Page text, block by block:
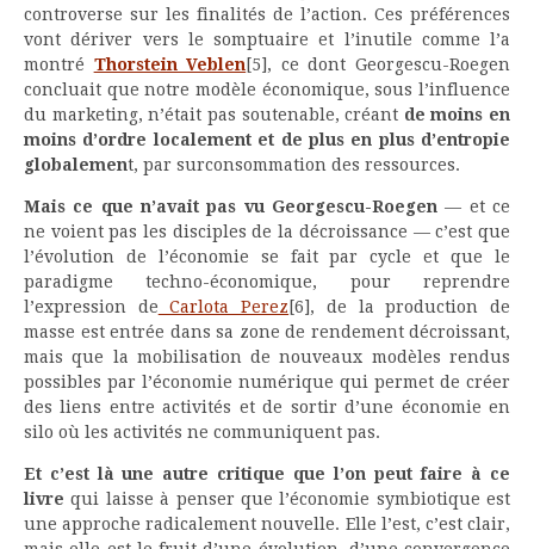
controverse sur les finalités de l’action. Ces préférences
vont dériver vers le somptuaire et l’inutile comme l’a
montré Thorstein Veblen [5], ce dont Georgescu-Roegen
concluait que notre modèle économique, sous l’influence
du marketing, n’était pas soutenable, créant de moins en
moins d’ordre localement et de plus en plus d’entropie
globalement, par surconsommation des ressources.
Mais ce que n’avait pas vu Georgescu-Roegen — et ce
ne voient pas les disciples de la décroissance — c’est que
l’évolution de l’économie se fait par cycle et que le
paradigme techno-économique, pour reprendre
l’expression de Carlota Perez [6], de la production de
masse est entrée dans sa zone de rendement décroissant,
mais que la mobilisation de nouveaux modèles rendus
possibles par l’économie numérique qui permet de créer
des liens entre activités et de sortir d’une économie en
silo où les activités ne communiquent pas.
Et c’est là une autre critique que l’on peut faire à ce
livre qui laisse à penser que l’économie symbiotique est
une approche radicalement nouvelle. Elle l’est, c’est clair,